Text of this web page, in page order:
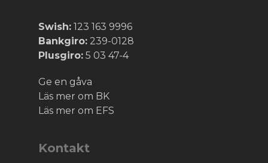
Swish: 123 163 9996
Bankgiro: 239-0128
Plusgiro: 5 03 47-4
Ge en gåva
Läs mer om BK
Läs mer om EFS
Kontakt